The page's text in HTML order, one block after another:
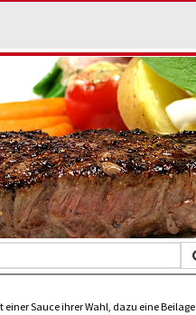
Sauce ihrer Wahl, dazu eine Beilage